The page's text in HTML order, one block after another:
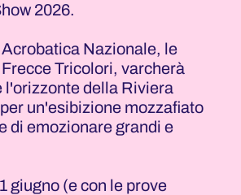
2026.
Nazionale, le
Tricolori, varcherà
l'orizzonte della Riviera
un'esibizione mozzafiato
di emozionare grandi e
giugno (e con le prove